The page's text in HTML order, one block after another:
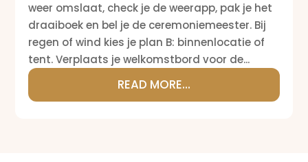
weer omslaat, check je de weerapp, pak je het
draaiboek en bel je de ceremoniemeester. Bij
regen of wind kies je plan B: binnenlocatie of
tent. Verplaats je welkomstbord voor de...
READ MORE...